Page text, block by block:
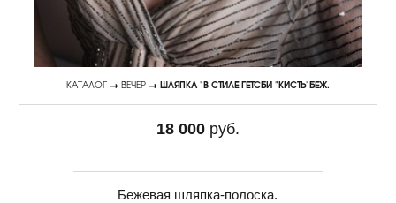
КАТАЛОГ → ВЕЧЕР → ШЛЯПКА "В СТИЛЕ ГЕТСБИ "КИСТЬ"БЕЖ.
Бежевая шляпка-полоска.
18 000руб.